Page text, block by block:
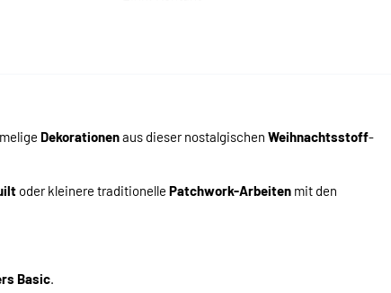
Dekorationenaus dieser nostalgischen Weihnachtsstoff-
oder kleinere traditionelle Patchwork-Arbeiten mit den
Basic.